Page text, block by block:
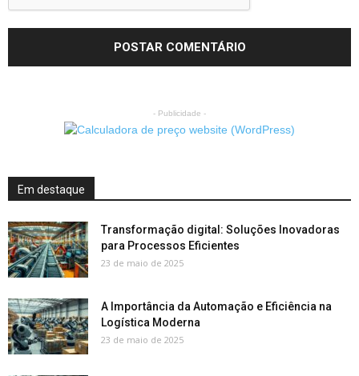
- Publicidade -
Em destaque
Transformação digital: Soluções Inovadoras
para Processos Eficientes
23 de maio de 2025
A Importância da Automação e Eficiência na
Logística Moderna
23 de maio de 2025